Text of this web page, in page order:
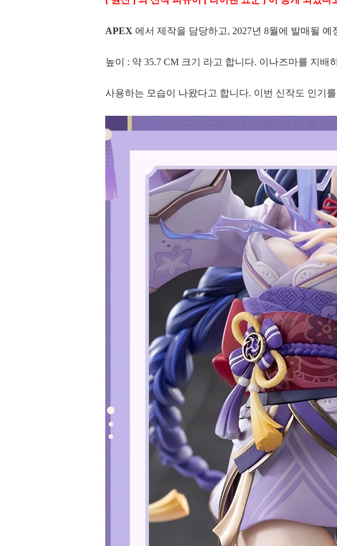
APEX 에서 제작을 담당하고, 2027년 8월에 발매될
높이 : 약 35.7 CM 크기 라고 합니다. 이나즈마를 지
사용하는 모습이 나왔다고 합니다. 이번 신작도 인기